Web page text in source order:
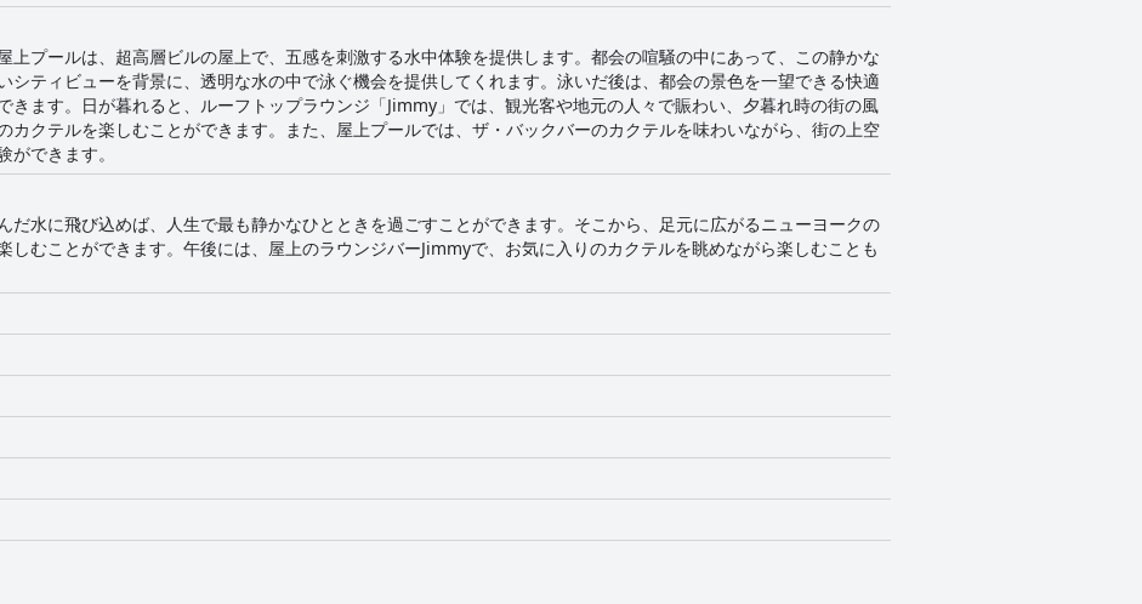
上プールは、超高層ビルの屋上で、五感を刺激する水中体験を提供します。都会の喧騒の中にあって、この静かな
シティビューを背景に、透明な水の中で泳ぐ機会を提供してくれます。泳いだ後は、都会の景色を一望できる快適
きます。日が暮れると、ルーフトップラウンジ「Jimmy」では、観光客や地元の人々で賑わい、夕暮れ時の街の風
カクテルを楽しむことができます。また、屋上プールでは、ザ・バックバーのカクテルを味わいながら、街の上空
ができます。
だ水に飛び込めば、人生で最も静かなひとときを過ごすことができます。そこから、足元に広がるニューヨークの
しむことができます。午後には、屋上のラウンジバーJimmyで、お気に入りのカクテルを眺めながら楽しむことも